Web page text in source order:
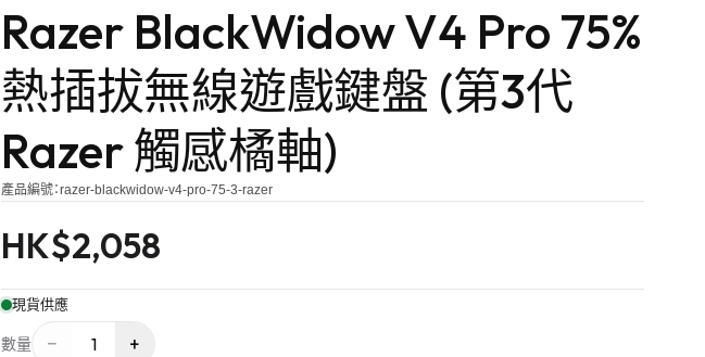
Razer BlackWidow V4 Pro 75%
熱插拔無線遊戲鍵盤 (第3代
Razer 觸感橘軸)
產品編號：razer-blackwidow-v4-pro-75-3-razer
HK$2,058
現貨供應
數量 − 1 +